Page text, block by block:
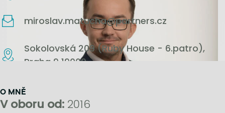
miroslav.matucha@partners.cz
Sokolovská 209 (Ruby House - 6.patro),
Praha 9 19000
O MNĚ
V oboru od: 2016